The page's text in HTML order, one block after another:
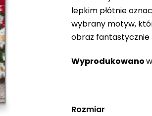
gwiazdek.
lepkim płótnie
wybrany motyw,
obraz fantastycznie
Wyprodukowano
Rozmiar